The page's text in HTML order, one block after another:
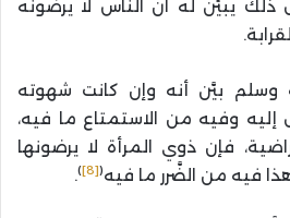
يبيِّن له أن النَّاس لا يرضونه
وسلم بيَّن أنه وإن كانت شهوته
إليه وفيه من الاستمتاع ما فيه،
فإن ذوي المرأة لا يرضونها
فيه من الضَّرر ما فيه(
[8]
)
.